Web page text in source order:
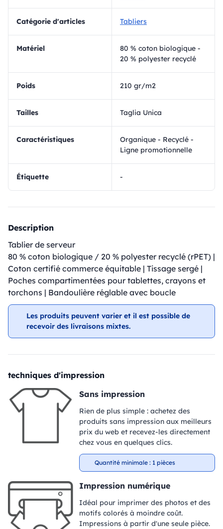
Catégorie d'articles Tabliers
matériel
80 % coton biologique -
20 % polyester recyclé
Poids 210 gr/m2
Tailles Taglia Unica
Caractéristiques
Organique - Recyclé -
Ligne promotionnelle
Étiquette -
Description
Tablier de serveur
80 % coton biologique / 20 % polyester recyclé (rPET) |
Coton certifié commerce équitable | Tissage sergé |
Poches compartimentées pour tablettes, crayons et
torchons | Bandoulière réglable avec boucle
Les produits peuvent varier et il est possible de
recevoir des livraisons mixtes.
techniques d'impression
Sans impression
Rien de plus simple : achetez des
produits sans impression aux meilleurs
prix du web et recevez-les directement
chez vous en quelques clics.
Quantité minimale : 1 pièces
Impression numérique
Idéal pour imprimer des photos et des
motifs colorés à moindre coût.
Impressions à partir d'une seule pièce.